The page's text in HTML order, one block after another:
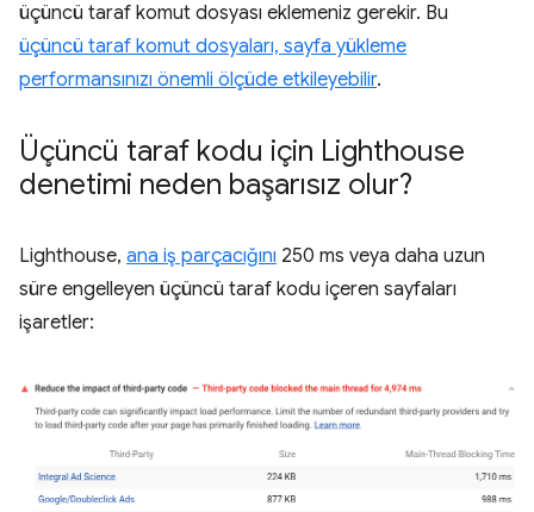
üçüncü taraf komut dosyası eklemeniz gerekir. Bu
üçüncü taraf komut dosyaları, sayfa yükleme
performansınızı önemli ölçüde etkileyebilir.
Üçüncü taraf kodu için Lighthouse
denetimi neden başarısız olur?
Lighthouse, ana iş parçacığını 250 ms veya daha uzun
süre engelleyen üçüncü taraf kodu içeren sayfaları
işaretler: